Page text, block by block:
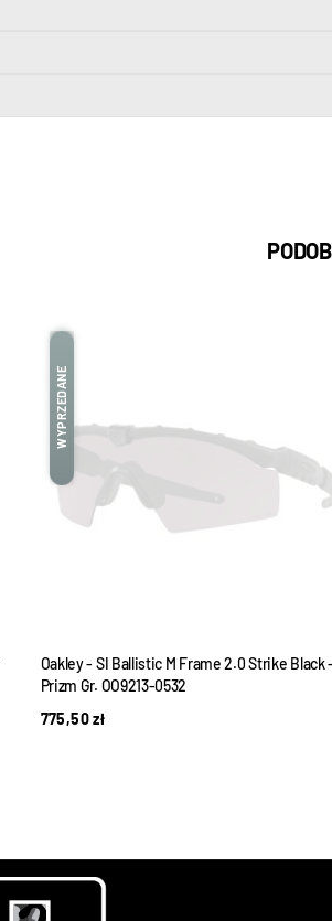
WYPRZEDANE
Oakley - SI Ballistic M Frame 2.0 Strike Black -
Prizm Gr. OO9213-0532
775,50zł